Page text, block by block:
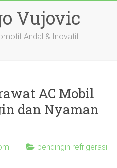
Vujovic
Andal & Inovatif
AC Mobil
dan Nyaman
pendingin refrigerasi